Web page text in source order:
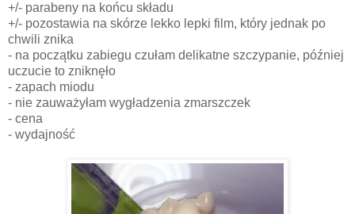
+/- parabeny na końcu składu
+/- pozostawia na skórze lekko lepki film, który jednak po
chwili znika
- na początku zabiegu czułam delikatne szczypanie, później
uczucie to zniknęło
- zapach miodu
- nie zauważyłam wygładzenia zmarszczek
- cena
- wydajność